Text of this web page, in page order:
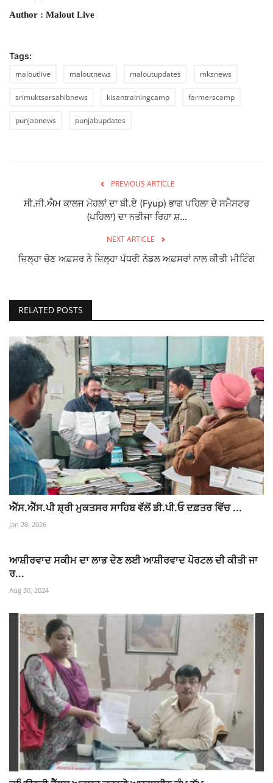
Author : Malout Live
Tags:
maloutlive
maloutnews maloutupdates mksnews
srimuktsarsahibnews kisantrainingcamp farmerscamp
punjabnews punjabupdates
PREVIOUS ARTICLE
ਸੀ.ਜੀ.ਐਮ ਕਾਲਜ ਮੋਹਲਾਂ ਦਾ ਬੀ.ਏ (Fyup) ਭਾਗ ਪਹਿਲਾ ਦੇ ਸਮੈਸਟਰ
(ਪਹਿਲਾ) ਦਾ ਨਤੀਜਾ ਰਿਹਾ ਸ਼...
NEXT ARTICLE
ਜ਼ਿਲ੍ਹਾ ਚੋਣ ਅਫ਼ਸਰ ਨੇ ਜ਼ਿਲ੍ਹਾ ਪੱਧਰੀ ਨੋਡਲ ਅਫ਼ਸਰਾਂ ਨਾਲ ਕੀਤੀ ਮੀਟਿੰਗ
RELATED POSTS
ਐੱਸ.ਐੱਸ.ਪੀ ਸ਼੍ਰੀ ਮੁਕਤਸਰ ਸਾਹਿਬ ਵੱਲੋਂ ਡੀ.ਪੀ.ਓ ਦਫ਼ਤਰ ਵਿੱਚ ...
Jan 28, 2026
ਆਸ਼ੀਰਵਾਦ ਸਕੀਮ ਦਾ ਲਾਭ ਦੇਣ ਲਈ ਆਸ਼ੀਰਵਾਦ ਪੋਰਟਲ ਦੀ ਕੀਤੀ ਜਾ
ਰ...
Aug 30, 2024